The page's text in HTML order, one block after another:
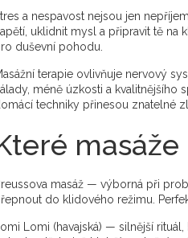
a nespavost nejsou jen
uklidnit mysl a připravit tě na
duševní pohodu.
terapie ovlivňuje nervový
méně úzkosti a kvalitnějšího
techniky přinesou znatelné
masáž — výborná při
do klidového režimu.
Lomi Lomi (havajská) — silnější